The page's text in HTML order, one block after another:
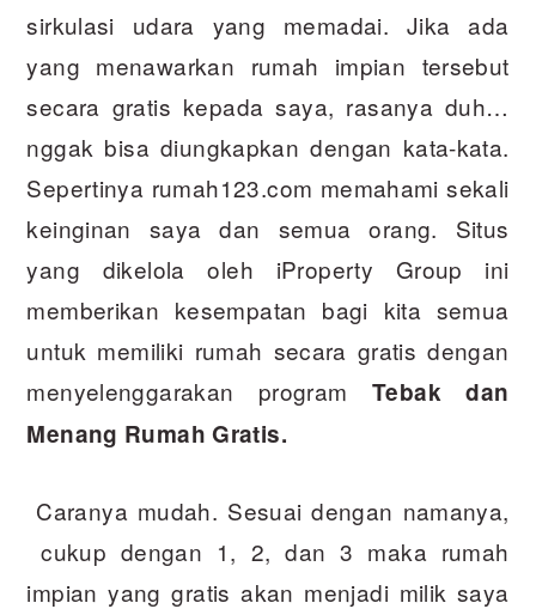
sirkulasi udara yang memadai. Jika ada
yang menawarkan rumah impian tersebut
secara gratis kepada saya, rasanya duh…
nggak bisa diungkapkan dengan kata-kata.
Sepertinya rumah123.com memahami sekali
keinginan saya dan semua orang. Situs
yang dikelola oleh iProperty Group ini
memberikan kesempatan bagi kita semua
untuk memiliki rumah secara gratis dengan
menyelenggarakan programTebak dan
Menang Rumah Gratis.
Caranya mudah. Sesuai dengan namanya,
cukup dengan 1, 2, dan 3 maka rumah
impian yang gratis akan menjadi milik saya